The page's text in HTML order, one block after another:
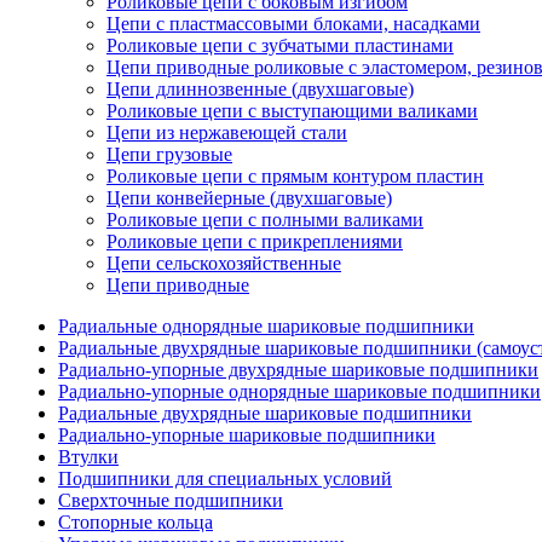
Цепи с пластмассовыми блоками, насадками
Роликовые цепи с зубчатыми пластинами
Цепи приводные роликовые с эластомером,
Цепи длиннозвенные (двухшаговые)
Роликовые цепи с выступающими валиками
Цепи из нержавеющей стали
Цепи грузовые
Роликовые цепи с прямым контуром пластин
Цепи конвейерные (двухшаговые)
Роликовые цепи с полными валиками
Роликовые цепи с прикреплениями
Цепи сельскохозяйственные
Цепи приводные
Радиальные однорядные шариковые подшипники
Радиальные двухрядные шариковые подшипники
Радиально-упорные двухрядные шариковые подшипники
Радиально-упорные однорядные шариковые подшипники
Радиальные двухрядные шариковые подшипники
Радиально-упорные шариковые подшипники
Втулки
Подшипники для специальных условий
Сверхточные подшипники
Стопорные кольца